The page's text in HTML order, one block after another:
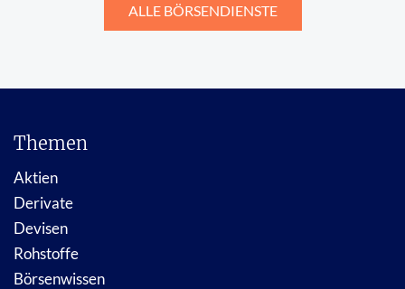
ALLE BÖRSENDIENSTE
Themen
Aktien
Derivate
Devisen
Rohstoffe
Börsenwissen